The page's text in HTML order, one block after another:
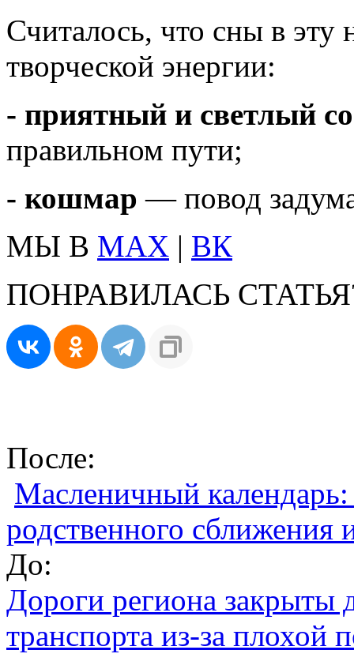
Считалось, что сны в эту
творческой энергии:
- приятный и светлый
правильном пути;
- кошмар — повод
МЫ В MAX | ВК
ПОНРАВИЛАСЬ
После:
Масленичный
родственного сближения
До:
Дороги региона закрыты
транспорта из-за плохой